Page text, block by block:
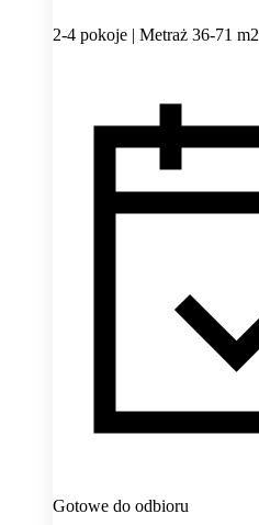
2-4 pokoje | Metraż 36-71 m2
Gotowe do odbioru